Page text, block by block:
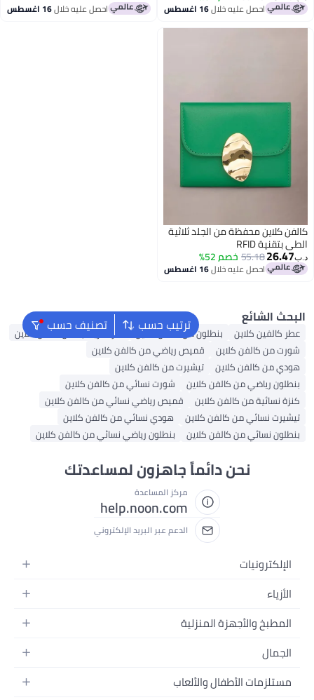
احصل عليه خلال 16 اغسطس
ثلاثية
ترتيب حسب تصنيف حسب من كالفن كلاين
كنزات رياضية من كالفن كلاين
قميص رياضي من كالفن كلاين
تيشيرت من كالفن كلاين
شورت نسائي من كالفن كلاين
قميص رياضي نسائي من كالفن كلاين
هودي نسائي من كالفن كلاين
بنطلون رياضي نسائي من كالفن كلاين
جاهزون لمساعدتك
help.noon.com
الدعم عبر البريد الإلكتروني